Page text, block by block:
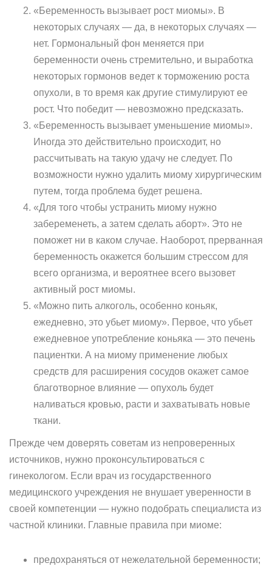
«Беременность вызывает рост миомы». В
некоторых случаях — да, в некоторых случаях —
нет. Гормональный фон меняется при
беременности очень стремительно, и выработка
некоторых гормонов ведет к торможению роста
опухоли, в то время как другие стимулируют ее
рост. Что победит — невозможно предсказать.
«Беременность вызывает уменьшение миомы».
Иногда это действительно происходит, но
рассчитывать на такую удачу не следует. По
возможности нужно удалить миому хирургическим
путем, тогда проблема будет решена.
«Для того чтобы устранить миому нужно
забеременеть, а затем сделать аборт». Это не
поможет ни в каком случае. Наоборот, прерванная
беременность окажется большим стрессом для
всего организма, и вероятнее всего вызовет
активный рост миомы.
«Можно пить алкоголь, особенно коньяк,
ежедневно, это убьет миому». Первое, что убьет
ежедневное употребление коньяка — это печень
пациентки. А на миому применение любых
средств для расширения сосудов окажет самое
благотворное влияние — опухоль будет
наливаться кровью, расти и захватывать новые
ткани.
Прежде чем доверять советам из непроверенных
источников, нужно проконсультироваться с
гинекологом. Если врач из государственного
медицинского учреждения не внушает уверенности в
своей компетенции — нужно подобрать специалиста из
частной клиники. Главные правила при миоме:
предохраняться от нежелательной беременности;